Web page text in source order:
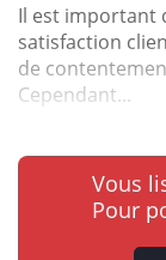
Il est important
satisfaction
de
Cependant...
Vous
Pour